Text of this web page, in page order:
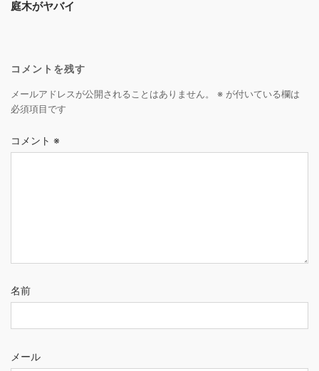
庭木がヤバイ
コメントを残す
メールアドレスが公開されることはありません。 ※ が付いている欄は
必須項目です
コメント ※
名前
メール